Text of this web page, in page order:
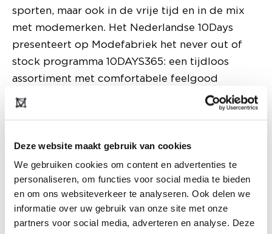
Deze website maakt gebruik van cookies
We gebruiken cookies om content en advertenties te
personaliseren, om functies voor social media te bieden
en om ons websiteverkeer te analyseren. Ook delen we
informatie over uw gebruik van onze site met onze
partners voor social media, adverteren en analyse. Deze
sporten, maar ook in de vrije tijd en in de mix
met modemerken. Het Nederlandse 10Days
presenteert op Modefabriek het never out of
stock programma 10DAYS365: een tijdloos
assortiment met comfortabele feelgood
essentials die het hele jaar door worden
verkocht en niet aan een seizoen vastzitten.
Franse chic
De slogan van het Franse merk Caroll is ‘van
vrouwen voor vrouwen’. Verwacht een collectie
vol vrouwelijke elegantie en een tikje Franse
chic. Het merk staat voor kwaliteit, zorgvuldig
gekozen stoffen, goede pasvormen en aandacht